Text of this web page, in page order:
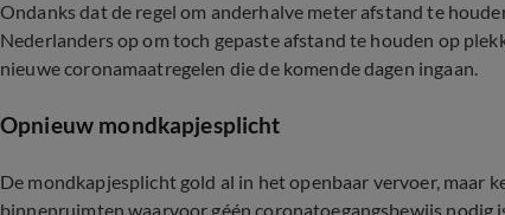
Ondanks dat de regel om anderhalve meter afstand te
Nederlanders op om toch gepaste afstand te houden op
nieuwe coronamaatregelen die de komende dagen ingaan.
Opnieuw mondkapjesplicht
De mondkapjesplicht gold al in het openbaar vervoer, maar
binnenruimten waarvoor géén coronatoegangsbewijs nodig